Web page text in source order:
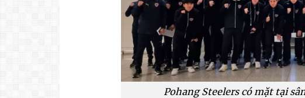
Pohang Steelers có mặt tại